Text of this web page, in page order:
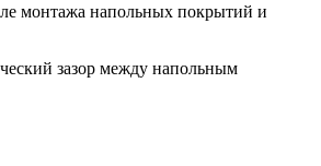
монтажа напольных покрытий и
зазор между напольным